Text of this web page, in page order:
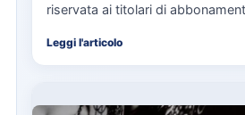
riservata ai titolari di
Leggi l'articolo